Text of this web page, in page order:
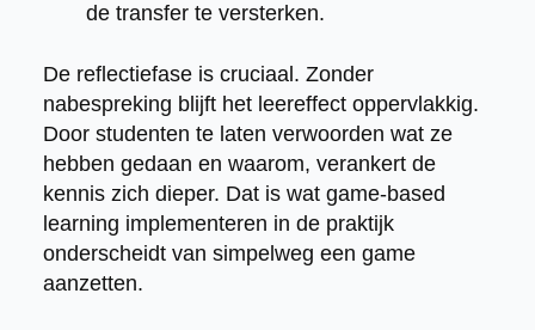
de transfer te versterken.
De reflectiefase is cruciaal. Zonder
nabespreking blijft het leereffect oppervlakkig.
Door studenten te laten verwoorden wat ze
hebben gedaan en waarom, verankert de
kennis zich dieper. Dat is wat game-based
learning implementeren in de praktijk
onderscheidt van simpelweg een game
aanzetten.